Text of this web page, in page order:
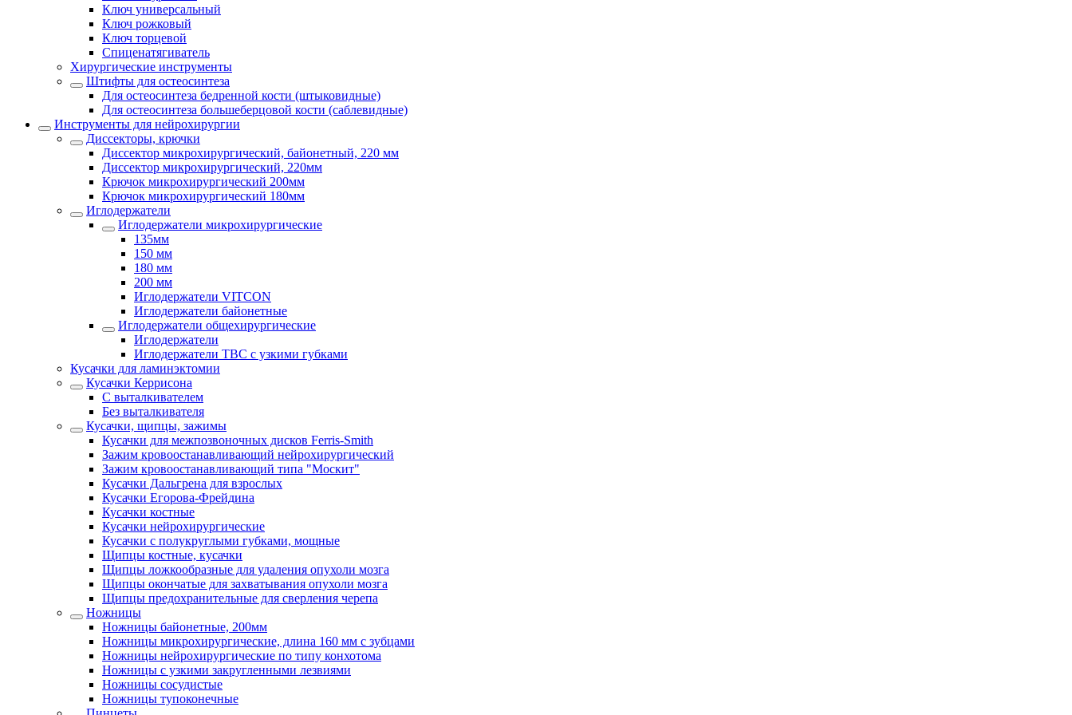
Ключ универсальный
Ключ рожковый
Ключ торцевой
Спиценатягиватель
Хирургические инструменты
Штифты для остеосинтеза
Для остеосинтеза бедренной кости (штыковидные)
Для остеосинтеза большеберцовой кости (саблевидные)
Инструменты для нейрохирургии
Диссекторы, крючки
Диссектор микрохирургический, байонетный, 220 мм
Диссектор микрохирургический, 220мм
Крючок микрохирургический 200мм
Крючок микрохирургический 180мм
Иглодержатели
Иглодержатели микрохирургические
135мм
150 мм
180 мм
200 мм
Иглодержатели VITCON
Иглодержатели байонетные
Иглодержатели общехирургические
Иглодержатели
Иглодержатели ТВС с узкими губками
Кусачки для ламинэктомии
Кусачки Керрисона
С выталкивателем
Без выталкивателя
Кусачки, щипцы, зажимы
Кусачки для межпозвоночных дисков Ferris-Smith
Зажим кровоостанавливающий нейрохирургический
Зажим кровоостанавливающий типа "Москит"
Кусачки Дальгрена для взрослых
Кусачки Егорова-Фрейдина
Кусачки костные
Кусачки нейрохирургические
Кусачки с полукруглыми губками, мощные
Щипцы костные, кусачки
Щипцы ложкообразные для удаления опухоли мозга
Щипцы окончатые для захватывания опухоли мозга
Щипцы предохранительные для сверления черепа
Ножницы
Ножницы байонетные, 200мм
Ножницы микрохирургические, длина 160 мм с зубцами
Ножницы нейрохирургические по типу конхотома
Ножницы с узкими закругленными лезвиями
Ножницы сосудистые
Ножницы тупоконечные